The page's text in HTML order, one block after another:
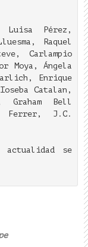
Luisa Pérez,
Raquel
Carlampio
Moya, Ángela
Enrique
Catalan,
Graham Bell
Ferrer, J.C.
actualidad se